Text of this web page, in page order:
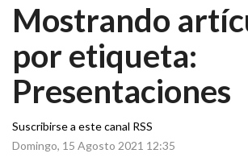
Mostrando
por etiqueta:
Presentaciones
Suscribirse a este canal RSS
Domingo, 15 Agosto 2021 12:35